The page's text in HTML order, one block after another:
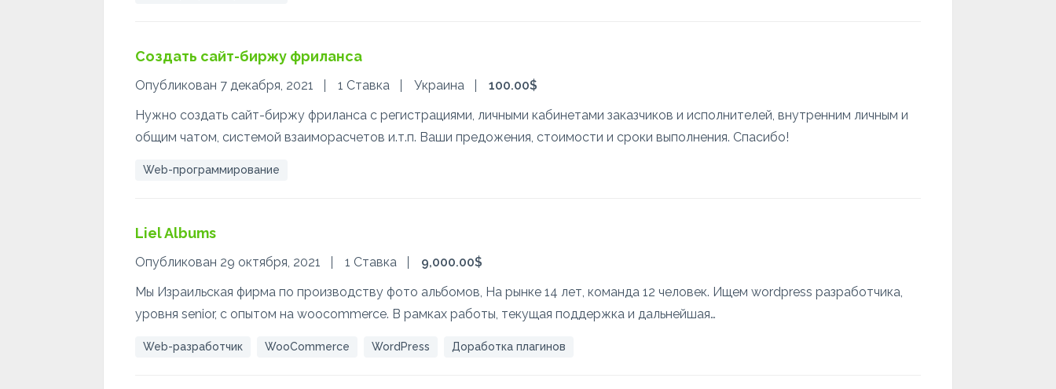
Создать сайт-биржу фриланса
Опубликован 7 декабря, 2021 1 Ставка Украина
100.00$
Нужно создать сайт-биржу фриланса с регистрациями, личными кабинетами заказчиков и исполнителей, внутренним личным и
общим чатом, системой взаиморасчетов и.т.п. Ваши предожения, стоимости и сроки выполнения. Спасибо!
Web-программирование
Liel Albums
Опубликован 29 октября, 2021 1 Ставка
9,000.00$
Мы Израильская фирма по производству фото альбомов, На рынке 14 лет, команда 12 человек. Ищем wordpress разработчика,
уровня senior, с опытом на woocommerce. В рамках работы, текущая поддержка и дальнейшая…
Web-разработчик WooCommerce WordPress Доработка плагинов